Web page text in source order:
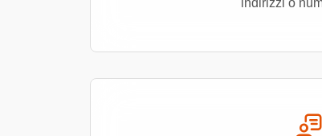
indirizzi o